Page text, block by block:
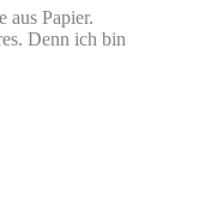
aus Papier.
Denn ich bin